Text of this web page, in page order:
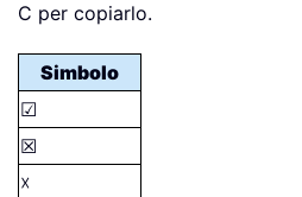
C per copiarlo.
Simbolo
☑
☒
☓